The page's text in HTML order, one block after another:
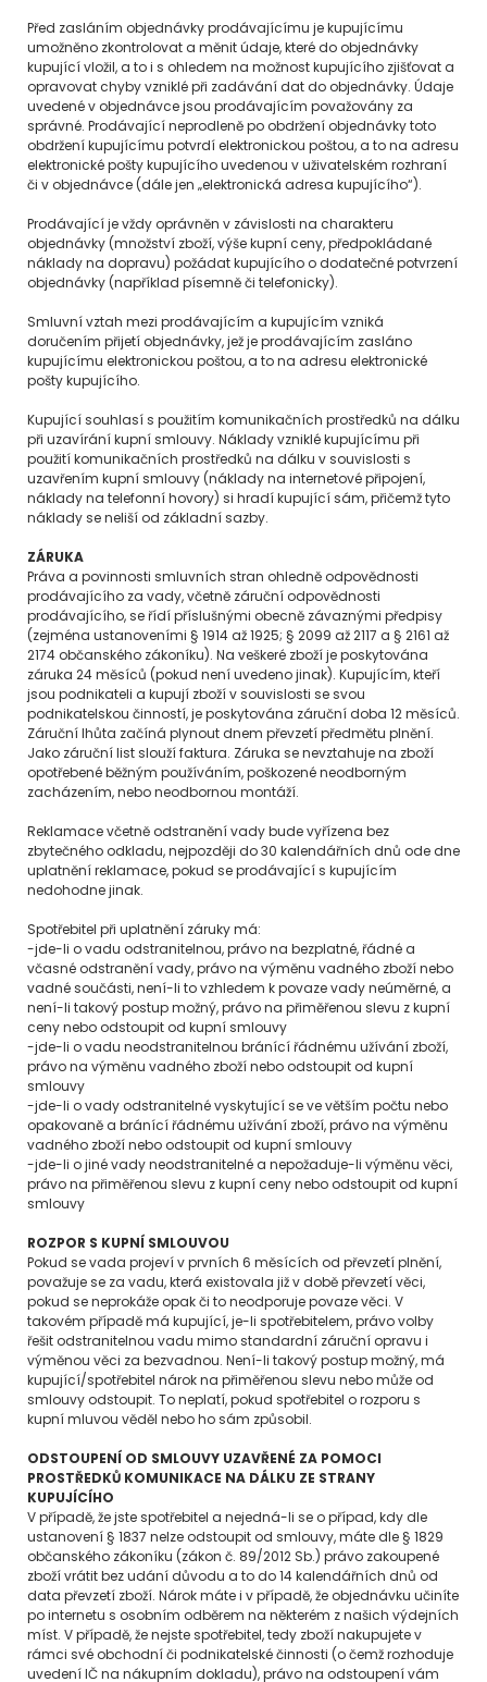
Před zasláním objednávky prodávajícímu je kupujícímu
umožněno zkontrolovat a měnit údaje, které do objednávky
kupující vložil, a to i s ohledem na možnost kupujícího zjišťovat a
opravovat chyby vzniklé při zadávání dat do objednávky. Údaje
uvedené v objednávce jsou prodávajícím považovány za
správné. Prodávající neprodleně po obdržení objednávky toto
obdržení kupujícímu potvrdí elektronickou poštou, a to na adresu
elektronické pošty kupujícího uvedenou v uživatelském rozhraní
či v objednávce (dále jen „elektronická adresa kupujícího“).
Prodávající je vždy oprávněn v závislosti na charakteru
objednávky (množství zboží, výše kupní ceny, předpokládané
náklady na dopravu) požádat kupujícího o dodatečné potvrzení
objednávky (například písemně či telefonicky).
Smluvní vztah mezi prodávajícím a kupujícím vzniká
doručením přijetí objednávky, jež je prodávajícím zasláno
kupujícímu elektronickou poštou, a to na adresu elektronické
pošty kupujícího.
Kupující souhlasí s použitím komunikačních prostředků na dálku
při uzavírání kupní smlouvy. Náklady vzniklé kupujícímu při
použití komunikačních prostředků na dálku v souvislosti s
uzavřením kupní smlouvy (náklady na internetové připojení,
náklady na telefonní hovory) si hradí kupující sám, přičemž tyto
náklady se neliší od základní sazby.
ZÁRUKA
Práva a povinnosti smluvních stran ohledně odpovědnosti
prodávajícího za vady, včetně záruční odpovědnosti
prodávajícího, se řídí příslušnými obecně závaznými předpisy
(zejména ustanoveními § 1914 až 1925; § 2099 až 2117 a § 2161 až
2174 občanského zákoníku). Na veškeré zboží je poskytována
záruka 24 měsíců (pokud není uvedeno jinak). Kupujícím, kteří
jsou podnikateli a kupují zboží v souvislosti se svou
podnikatelskou činností, je poskytována záruční doba 12 měsíců.
Záruční lhůta začíná plynout dnem převzetí předmětu plnění.
Jako záruční list slouží faktura. Záruka se nevztahuje na zboží
opotřebené běžným používáním, poškozené neodborným
zacházením, nebo neodbornou montáží.
Reklamace včetně odstranění vady bude vyřízena bez
zbytečného odkladu, nejpozději do 30 kalendářních dnů ode dne
uplatnění reklamace, pokud se prodávající s kupujícím
nedohodne jinak.
Spotřebitel při uplatnění záruky má:
-jde-li o vadu odstranitelnou, právo na bezplatné, řádné a
včasné odstranění vady, právo na výměnu vadného zboží nebo
vadné součásti, není-li to vzhledem k povaze vady neúměrné, a
není-li takový postup možný, právo na přiměřenou slevu z kupní
ceny nebo odstoupit od kupní smlouvy
-jde-li o vadu neodstranitelnou bránící řádnému užívání zboží,
právo na výměnu vadného zboží nebo odstoupit od kupní
smlouvy
-jde-li o vady odstranitelné vyskytující se ve větším počtu nebo
opakovaně a bránící řádnému užívání zboží, právo na výměnu
vadného zboží nebo odstoupit od kupní smlouvy
-jde-li o jiné vady neodstranitelné a nepožaduje-li výměnu věci,
právo na přiměřenou slevu z kupní ceny nebo odstoupit od kupní
smlouvy
ROZPOR S KUPNÍ SMLOUVOU
Pokud se vada projeví v prvních 6 měsících od převzetí plnění,
považuje se za vadu, která existovala již v době převzetí věci,
pokud se neprokáže opak či to neodporuje povaze věci. V
takovém případě má kupující, je-li spotřebitelem, právo volby
řešit odstranitelnou vadu mimo standardní záruční opravu i
výměnou věci za bezvadnou. Není-li takový postup možný, má
kupující/spotřebitel nárok na přiměřenou slevu nebo může od
smlouvy odstoupit. To neplatí, pokud spotřebitel o rozporu s
kupní mluvou věděl nebo ho sám způsobil.
ODSTOUPENÍ OD SMLOUVY UZAVŘENÉ ZA POMOCI
PROSTŘEDKŮ KOMUNIKACE NA DÁLKU ZE STRANY
KUPUJÍCÍHO
V případě, že jste spotřebitel a nejedná-li se o případ, kdy dle
ustanovení § 1837 nelze odstoupit od smlouvy, máte dle § 1829
občanského zákoníku (zákon č. 89/2012 Sb.) právo zakoupené
zboží vrátit bez udání důvodu a to do 14 kalendářních dnů od
data převzetí zboží. Nárok máte i v případě, že objednávku učiníte
po internetu s osobním odběrem na některém z našich výdejních
míst. V případě, že nejste spotřebitel, tedy zboží nakupujete v
rámci své obchodní či podnikatelské činnosti (o čemž rozhoduje
uvedení IČ na nákupním dokladu), právo na odstoupení vám